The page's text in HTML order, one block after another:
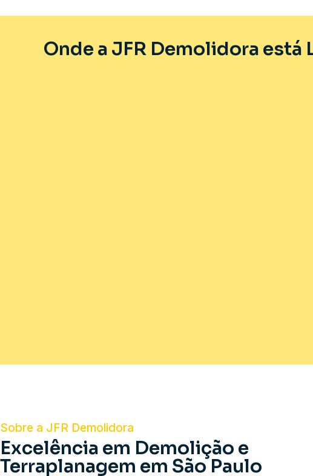
Onde a JFR Demolidora está
Sobre a JFR Demolidora
Excelência em Demolição e
Terraplanagem em São Paulo